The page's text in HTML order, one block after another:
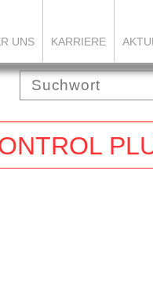
UNS KARRIERE